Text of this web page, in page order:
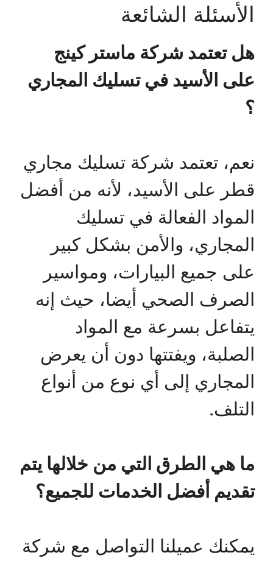
الأسئلة الشائعة
هل تعتمد شركة ماستر كينج
على الأسيد في تسليك المجاري
؟
نعم، تعتمد شركة تسليك مجاري
قطر على الأسيد، لأنه من أفضل
المواد الفعالة في تسليك
المجاري، والأمن بشكل كبير
على جميع البيارات، ومواسير
الصرف الصحي أيضا، حيث إنه
يتفاعل بسرعة مع المواد
الصلبة، ويفتتها دون أن يعرض
المجاري إلى أي نوع من أنواع
التلف.
ما هي الطرق التي من خلالها يتم
تقديم أفضل الخدمات للجميع؟
يمكنك عميلنا التواصل مع شركة